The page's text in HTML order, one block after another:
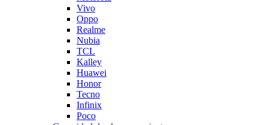
Vivo
Oppo
Realme
Nubia
TCL
Kalley
Huawei
Honor
Tecno
Infinix
Poco